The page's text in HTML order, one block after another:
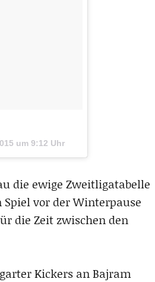
um 9:12 Uhr
die ewige Zweitligatabelle
vor der Winterpause
die Zeit zwischen den
Kickers an Bajram